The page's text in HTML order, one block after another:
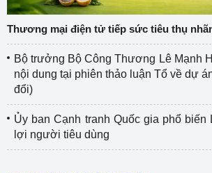
Thương mại điện tử tiếp sức tiêu thụ
Bộ trưởng Bộ Công Thương Lê Mạnh
nội dung tại phiên thảo luận Tổ về dự
đổi)
Ủy ban Cạnh tranh Quốc gia phổ biến
lợi người tiêu dùng